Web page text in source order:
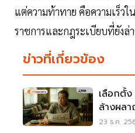
แต่ความท้าทาย คือความเร็ว
ราชการและกฎระเบียบที่ยังล่
ข่าวที่เกี่ยวข้อง
เลือกตั้
ล้างผล
23 ธ.ค.